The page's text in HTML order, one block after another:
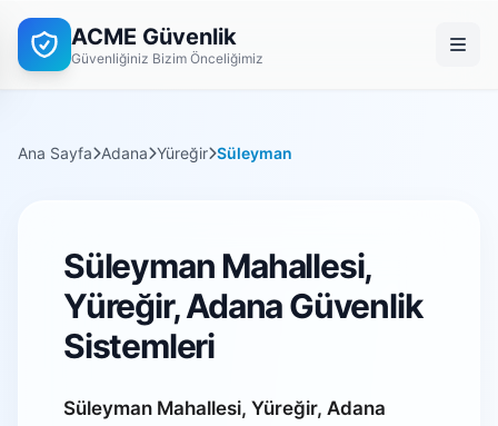
ACME Güvenlik
Güvenliğiniz Bizim Önceliğimiz
Ana Sayfa Adana Yüreğir Süleyman
Süleyman Mahallesi,
Yüreğir, Adana Güvenlik
Sistemleri
Süleyman Mahallesi, Yüreğir, Adana